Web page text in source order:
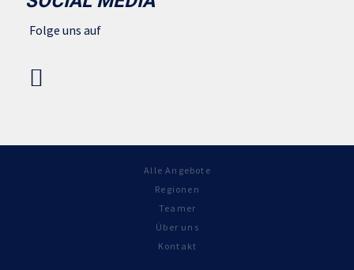
Folge uns auf
Alle Angebote
Regionen
Teamer
Über uns
Kontakt